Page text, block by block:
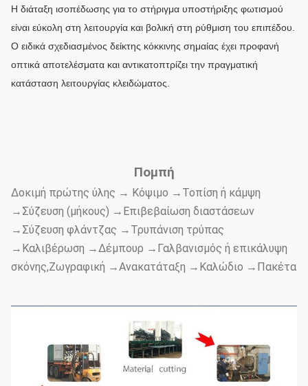
Η διάταξη ισοπέδωσης για το στήριγμα υποστήριξης φωτισμού
είναι εύκολη στη λειτουργία και βολική στη ρύθμιση του επιπέδου.
Ο ειδικά σχεδιασμένος δείκτης κόκκινης σημαίας έχει προφανή
οπτικά αποτελέσματα και αντικατοπτρίζει την πραγματική
κατάσταση λειτουργίας κλειδώματος.
Πομπή
Δοκιμή πρώτης ύλης → Κόψιμο →Τοπίση ή κάμψη
→Σύζευση (μήκους) →Επιβεβαίωση διαστάσεων
→Σύζευση φλάντζας →Τρυπάνιση τρύπας
→Καλιβέρωση →Δέμπουρ →Γαλβανισμός ή επικάλυψη
σκόνης,Ζωγραφική →Ανακατάταξη →Καλώδιο →Πακέτα